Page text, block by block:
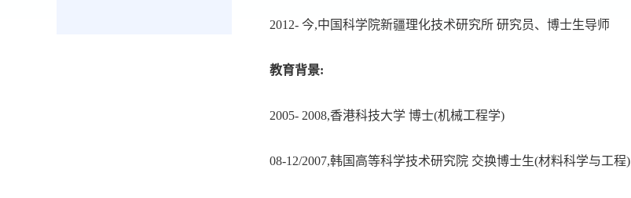
2012- 今,中国科学院新疆理化技术研究所 研究员、博士生导师
教育背景:
2005- 2008,香港科技大学 博士(机械工程学)
08-12/2007,韩国高等科学技术研究院 交换博士生(材料科学与工程)